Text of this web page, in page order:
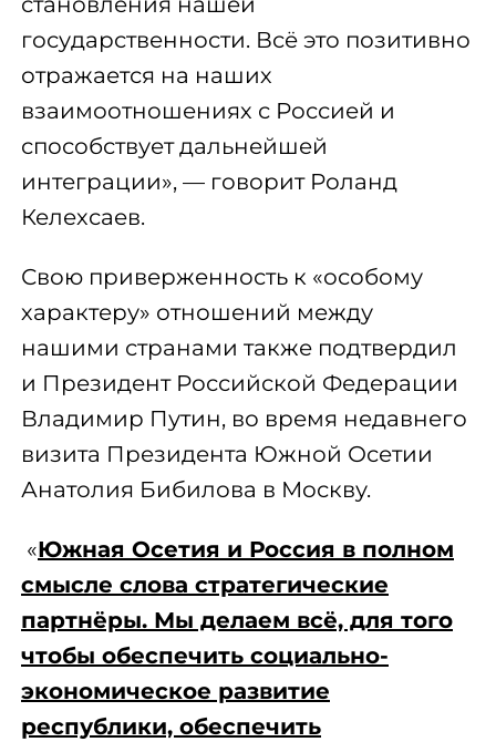
государственности. Всё это позитивно
отражается на наших
взаимоотношениях с Россией и
способствует дальнейшей
интеграции», — говорит Роланд
Келехсаев.
Свою приверженность к «особому
характеру» отношений между
нашими странами также подтвердил
и Президент Российской Федерации
Владимир Путин, во время недавнего
визита Президента Южной Осетии
Анатолия Бибилова в Москву.
«Южная Осетия и Россия в полном
смысле слова стратегические
партнёры. Мы делаем всё, для того
чтобы обеспечить социально-
экономическое развитие
республики, обеспечить